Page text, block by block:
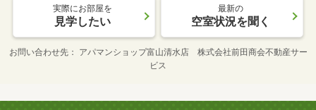
実際にお部屋を
見学したい
最新の
空室状況を聞く
お問い合わせ先
アパマンショップ富山清水店 株式会社前田商会不動産サー
ビス